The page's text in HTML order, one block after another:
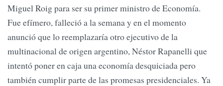
Miguel Roig para ser su primer ministro de Economía.
Fue efímero, falleció a la semana y en el momento
anunció que lo reemplazaría otro ejecutivo de la
multinacional de origen argentino, Néstor Rapanelli que
intentó poner en caja una economía desquiciada pero
también cumplir parte de las promesas presidenciales. Ya